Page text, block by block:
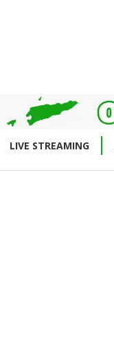
LIVE STREAMING